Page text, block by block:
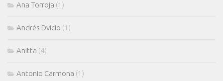
Ana Torroja (1)
Andrés Dvicio (1)
Anitta (4)
Antonio Carmona (1)